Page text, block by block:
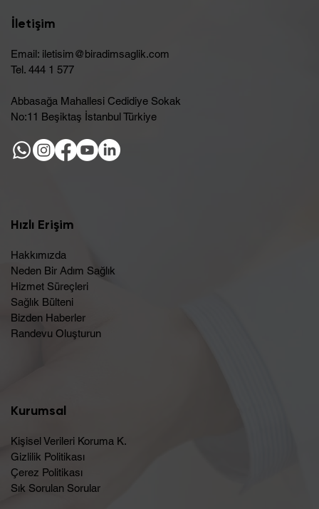
İletişim
Email: iletisim@biradimsaglik.com
Tel. 444 1 577
Abbasağa Mahallesi Cedidiye Sokak
No:11 Beşiktaş İstanbul Türkiye
Hızlı Erişim
Hakkımızda
Neden Bir Adım Sağlık
Hizmet Süreçleri
Sağlık Bülteni
Bizden Haberler
Randevu Oluşturun​
Kurumsal
Kişisel Verileri Koruma K.
Gizlilik Politikası
Çerez Politikası
Sık Sorulan Sorular